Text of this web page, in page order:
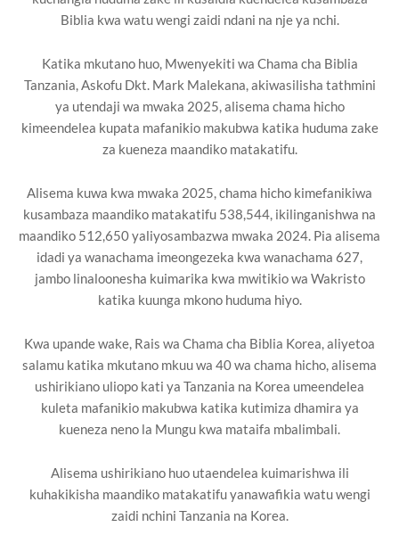
Biblia kwa watu wengi zaidi ndani na nje ya nchi.
Katika mkutano huo, Mwenyekiti wa Chama cha Biblia
Tanzania, Askofu Dkt. Mark Malekana, akiwasilisha tathmini
ya utendaji wa mwaka 2025, alisema chama hicho
kimeendelea kupata mafanikio makubwa katika huduma zake
za kueneza maandiko matakatifu.
Alisema kuwa kwa mwaka 2025, chama hicho kimefanikiwa
kusambaza maandiko matakatifu 538,544, ikilinganishwa na
maandiko 512,650 yaliyosambazwa mwaka 2024. Pia alisema
idadi ya wanachama imeongezeka kwa wanachama 627,
jambo linaloonesha kuimarika kwa mwitikio wa Wakristo
katika kuunga mkono huduma hiyo.
Kwa upande wake, Rais wa Chama cha Biblia Korea, aliyetoa
salamu katika mkutano mkuu wa 40 wa chama hicho, alisema
ushirikiano uliopo kati ya Tanzania na Korea umeendelea
kuleta mafanikio makubwa katika kutimiza dhamira ya
kueneza neno la Mungu kwa mataifa mbalimbali.
Alisema ushirikiano huo utaendelea kuimarishwa ili
kuhakikisha maandiko matakatifu yanawafikia watu wengi
zaidi nchini Tanzania na Korea.